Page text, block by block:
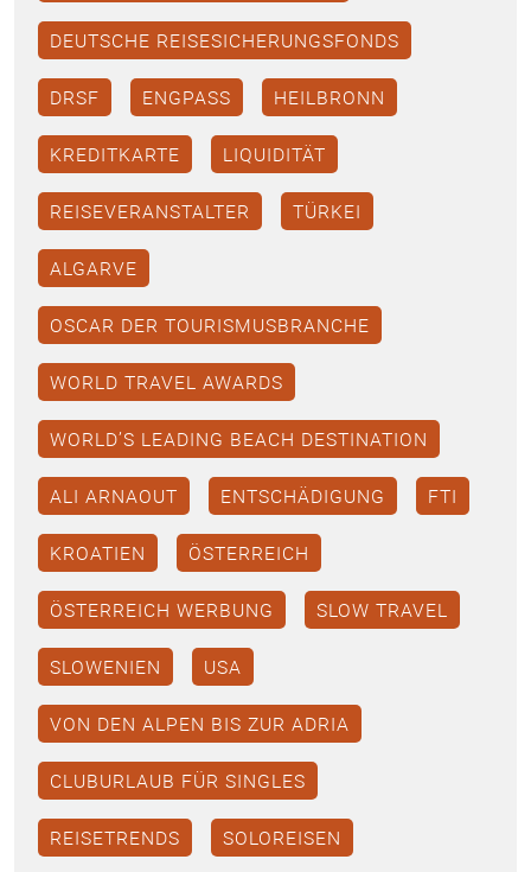
DEUTSCHE REISESICHERUNGSFONDS
DRSF ENGPASS HEILBRONN
KREDITKARTE LIQUIDITÄT
REISEVERANSTALTER TÜRKEI
ALGARVE
OSCAR DER TOURISMUSBRANCHE
WORLD TRAVEL AWARDS
WORLD’S LEADING BEACH DESTINATION
ALI ARNAOUT ENTSCHÄDIGUNG FTI
KROATIEN ÖSTERREICH
ÖSTERREICH WERBUNG SLOW TRAVEL
SLOWENIEN USA
VON DEN ALPEN BIS ZUR ADRIA
CLUBURLAUB FÜR SINGLES
REISETRENDS SOLOREISEN